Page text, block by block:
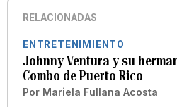
RELACIONADAS
ENTRETENIMIENTO
Johnny Ventura y su
Combo de Puerto Rico
Por Mariela Fullana Acosta